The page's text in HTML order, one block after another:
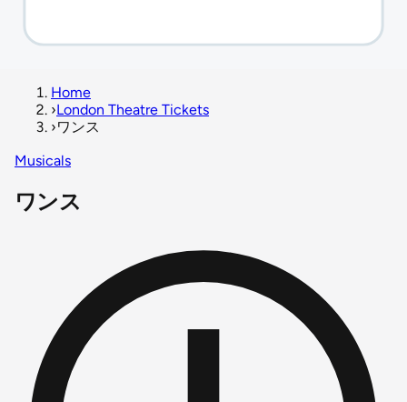
Home
›London Theatre Tickets
›ワンス
Musicals
ワンス